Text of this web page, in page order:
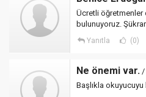
Ücretli
bulunuyoruz.
Yanıtla (0)
Ne önemi var. /
Başlıkla okuyucuyu